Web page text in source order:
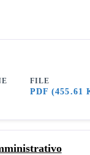
FILE
PDF(455.61